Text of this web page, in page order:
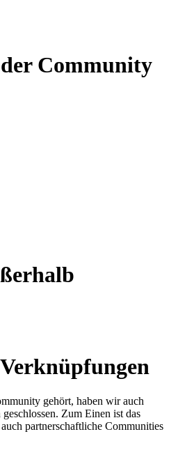
Community
gehört, haben wir auch
Zum Einen ist das
partnerschaftliche Communities